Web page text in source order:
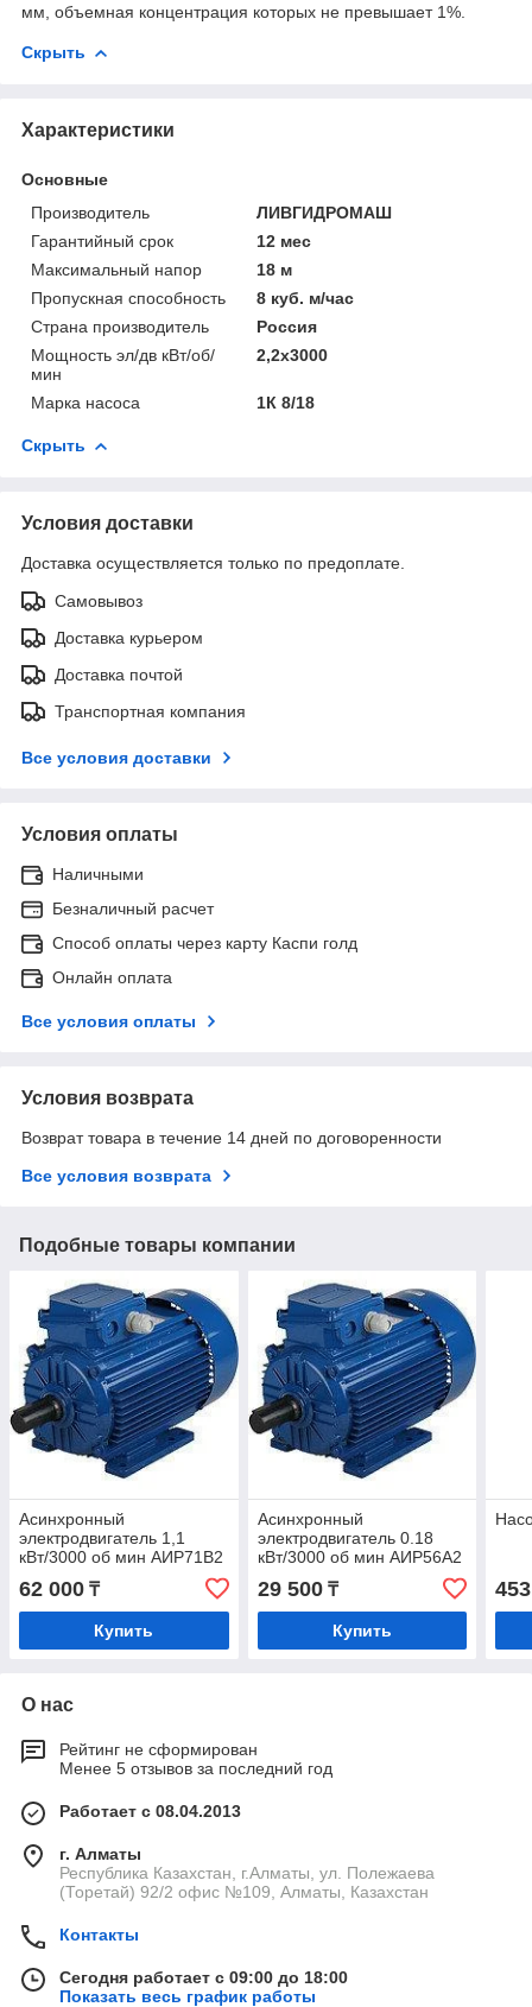
мм, объемная концентрация которых не превышает 1%.
Скрыть
Характеристики
Основные
Производитель
ЛИВГИДРОМАШ
Гарантийный срок
12 мес
Максимальный напор
18 м
Пропускная способность
8 куб. м/час
Страна производитель
Россия
Мощность эл/дв кВт/об/
мин
2,2x3000
Марка насоса 1К 8/18
Скрыть
Условия доставки
Доставка осуществляется только по предоплате.
Самовывоз
Доставка курьером
Доставка почтой
Транспортная компания
Все условия доставки
Условия оплаты
Наличными
Безналичный расчет
Способ оплаты через карту Каспи голд
Онлайн оплата
Все условия оплаты
Условия возврата
Возврат товара в течение 14 дней по договоренности
Все условия возврата
Подобные товары компании
Асинхронный
электродвигатель 1,1
кВт/3000 об мин АИР71B2
62 000 ₸
Купить
Асинхронный
электродвигатель 0.18
кВт/3000 об мин АИР56А2
29 500₸
Купить
О нас
Рейтинг не сформирован
Менее 5 отзывов за последний год
Работает с 08.04.2013
г. Алматы
Республика Казахстан, г.Алматы, ул. Полежаева
(Торетай) 92/2 офис №109, Алматы, Казахстан
Контакты
Сегодня работает с 09:00 до 18:00
Показать весь график работы